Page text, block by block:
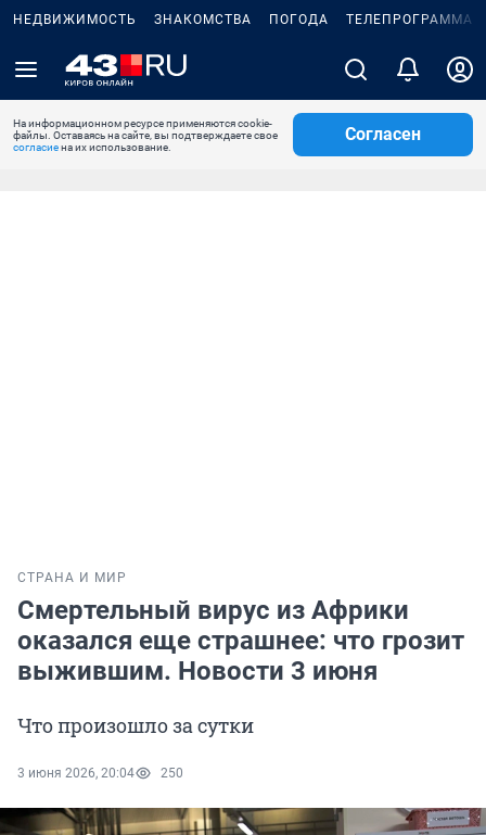
НЕДВИЖИМОСТЬ ЗНАКОМСТВА ПОГОДА ТЕЛЕПРОГРАММА
На информационном ресурсе применяются cookie-
файлы. Оставаясь на сайте, вы подтверждаете свое
согласиена их использование.
Согласен
СТРАНА И МИР
Смертельный вирус из Африки
оказался еще страшнее: что грозит
выжившим. Новости 3 июня
Что произошло за сутки
3 июня 2026, 20:04 250